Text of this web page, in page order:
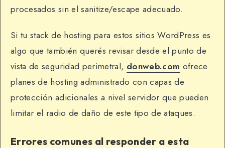
procesados sin el sanitize/escape adecuado.
Si tu stack de hosting para estos sitios WordPress es
algo que también querés revisar desde el punto de
vista de seguridad perimetral, donweb.com ofrece
planes de hosting administrado con capas de
protección adicionales a nivel servidor que pueden
limitar el radio de daño de este tipo de ataques.
Errores comunes al responder a esta